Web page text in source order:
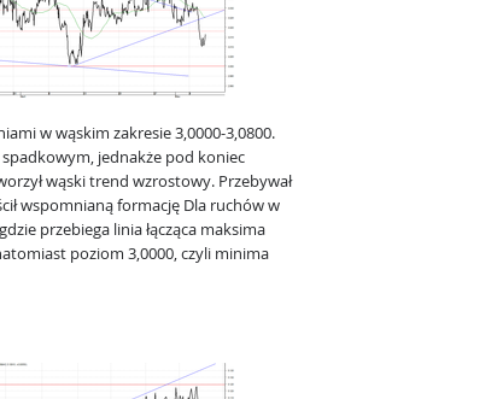
w wąskim zakresie 3,0000-3,0800.
spadkowym, jednakże pod koniec
wąski trend wzrostowy. Przebywał
wspomnianą formację Dla ruchów w
przebiega linia łącząca maksima
poziom 3,0000, czyli minima